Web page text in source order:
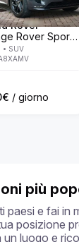
in tutta
porta a
l'auto
piacevole
— prenota
Rover
Range Rover Sport D300 R-Dynamic SE
• SUV
€ / giorno
più
paesi e fai in
posizione
luogo e